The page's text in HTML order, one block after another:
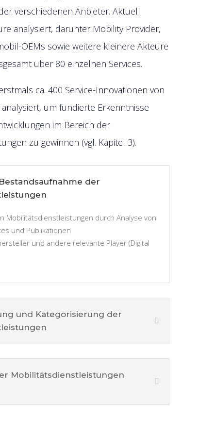
verschiedenen Anbieter. Aktuell
analysiert, darunter Mobility Provider,
OEMs sowie weitere kleinere Akteure
über 80 einzelnen Services.
ca. 400 Service-Innovationen von
um fundierte Erkenntnisse
im Bereich der
zu gewinnen (vgl. Kapitel 3).
der
Mobilitätsdienstleistungen durch Analyse von
und Publikationen
und andere relevante Player (Digital
und Kategorisierung der
Mobilitätsdienstleistungen